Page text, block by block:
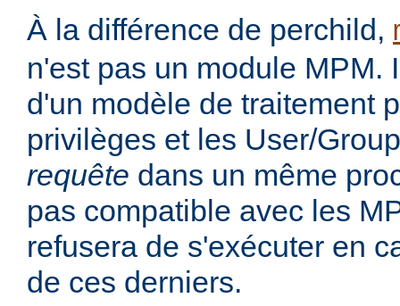
À la différence de perchild,
n'est pas un module MPM.
d'un modèle de traitement
privilèges et les User/
requête dans un même
pas compatible avec les
refusera de s'exécuter en
de ces derniers.